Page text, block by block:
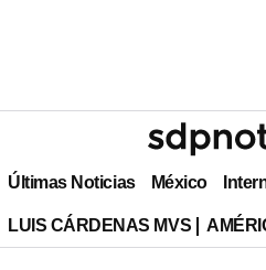
Últimas Noticias México
LUIS CÁRDENAS MVS